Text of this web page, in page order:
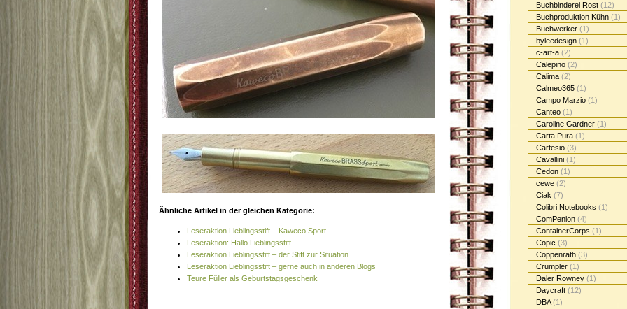
Buchbinderei Rost (12)
Buchproduktion Kühn (1)
Buchwerker (1)
byleedesign (1)
c-art-a (2)
Calepino (2)
Calima (2)
Calmeo365 (1)
Campo Marzio (1)
Canteo (1)
Caroline Gardner (1)
Carta Pura (1)
Cartesio (3)
Cavallini (1)
Cedon (1)
cewe (2)
Ciak (7)
Colibri Notebooks (1)
ComPenion (4)
ContainerCorps (1)
Copic (3)
Coppenrath (3)
Crumpler (1)
Daler Rowney (1)
Daycraft (12)
DBA(1)
Ähnliche Artikel in der gleichen Kategorie:
Leseraktion Lieblingsstift – Kaweco Sport
Leseraktion: Hallo Lieblingsstift
Leseraktion Lieblingsstift – der Stift zur Situation
Leseraktion Lieblingsstift – gerne auch in anderen Blogs
Teure Füller als Geburtstagsgeschenk